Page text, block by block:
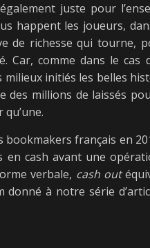
juste pour
happent les joueurs,
de richesse qui tourne,
Car, comme dans le
initiés les belles
des millions de laissés
bookmakers français en
en cash avant une
verbale, cash out
donné à notre série